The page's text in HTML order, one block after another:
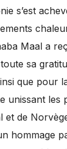
s’est
Maal a
sa
que pour
unissant les
et de
hommage